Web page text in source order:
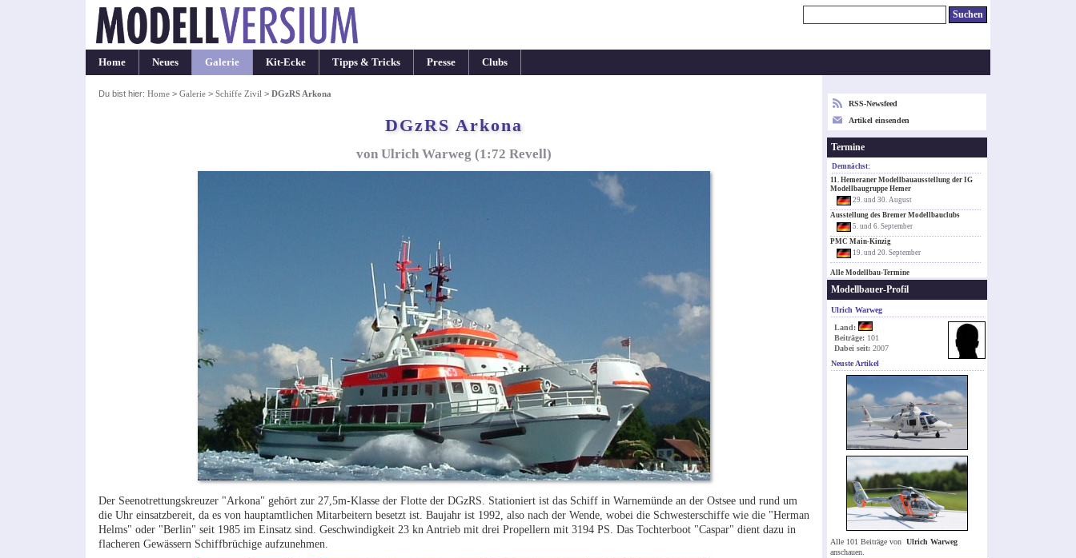
Home Neues Galerie Kit-Ecke Tipps & Tricks Presse Clubs
Du bist hier: Home> Galerie> Schiffe Zivil > DGzRS Arkona
DGzRS Arkona
von Ulrich Warweg (1:72 Revell)
Der Seenotrettungskreuzer "Arkona" gehört zur 27,5m-Klasse der Flotte der DGzRS. Stationiert ist das Schiff in Warnemünde an der Ostsee und rund um
die Uhr einsatzbereit, da es von hauptamtlichen Mitarbeitern besetzt ist. Baujahr ist 1992, also nach der Wende, wobei die Schwesterschiffe wie die "Herman
Helms" oder "Berlin" seit 1985 im Einsatz sind. Geschwindigkeit 23 kn Antrieb mit drei Propellern mit 3194 PS. Das Tochterboot "Caspar" dient dazu in
flacheren Gewässern Schiffbrüchige aufzunehmen.
RSS-Newsfeed
Artikel einsenden
Termine
Demnächst:
11. Hemeraner Modellbauausstellung der IG
Modellbaugruppe Hemer
29. und 30. August
Ausstellung des Bremer Modellbauclubs
5. und 6. September
PMC Main-Kinzig
19. und 20. September
Alle Modellbau-Termine
Modellbauer-Profil
Ulrich Warweg
Land:
Beiträge: 101
Dabei seit: 2007
Neuste Artikel
Alle 101 Beiträge von Ulrich Warweg
anschauen.